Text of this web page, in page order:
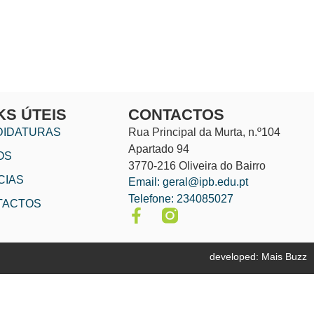
ÚTEIS CONTACTOS
Rua Principal da Murta, n.º104
Apartado 94
3770-216 Oliveira do Bairro
Email: geral@ipb.edu.pt
Telefone: 234085027
developed: Mais Buzz